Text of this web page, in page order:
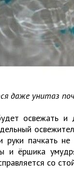
даже унитаз
освежать и
руки пачкать
и ёршика
со